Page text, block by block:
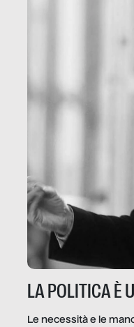
LA POLITICA È
Le necessità e le